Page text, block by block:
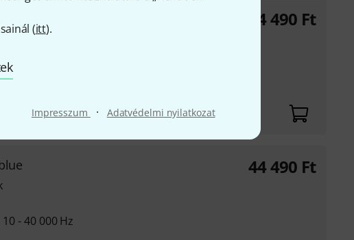
(itt).
Impresszum · Adatvédelmi nyilatkozat
- 40 000 Hz
44 490 Ft
- 40 000 Hz
44 490 Ft